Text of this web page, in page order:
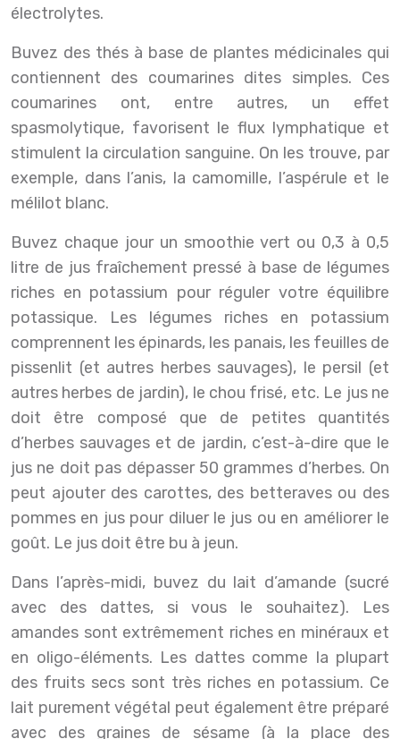
électrolytes.
Buvez des thés à base de plantes médicinales qui
contiennent des coumarines dites simples. Ces
coumarines ont, entre autres, un effet
spasmolytique, favorisent le flux lymphatique et
stimulent la circulation sanguine. On les trouve, par
exemple, dans l’anis, la camomille, l’aspérule et le
mélilot blanc.
Buvez chaque jour un smoothie vert ou 0,3 à 0,5
litre de jus fraîchement pressé à base de légumes
riches en potassium pour réguler votre équilibre
potassique. Les légumes riches en potassium
comprennent les épinards, les panais, les feuilles de
pissenlit (et autres herbes sauvages), le persil (et
autres herbes de jardin), le chou frisé, etc. Le jus ne
doit être composé que de petites quantités
d’herbes sauvages et de jardin, c’est-à-dire que le
jus ne doit pas dépasser 50 grammes d’herbes. On
peut ajouter des carottes, des betteraves ou des
pommes en jus pour diluer le jus ou en améliorer le
goût. Le jus doit être bu à jeun.
Dans l’après-midi, buvez du lait d’amande (sucré
avec des dattes, si vous le souhaitez). Les
amandes sont extrêmement riches en minéraux et
en oligo-éléments. Les dattes comme la plupart
des fruits secs sont très riches en potassium. Ce
lait purement végétal peut également être préparé
avec des graines de sésame (à la place des